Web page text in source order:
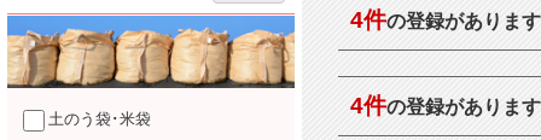
土のう袋･米袋
4件の登録がありま
4件の登録がありま